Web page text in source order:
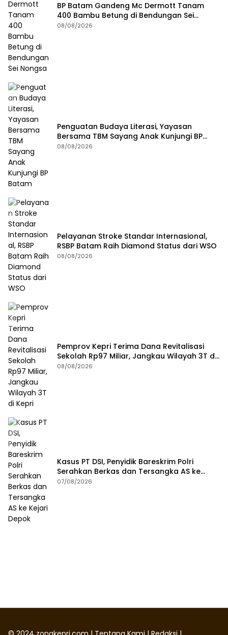
BP Batam Gandeng Mc Dermott Tanam
400 Bambu Betung di Bendungan Sei
Nongsa
08/08/2026
Penguatan Budaya Literasi, Yayasan
Bersama TBM Sayang Anak Kunjungi BP
Batam
08/08/2026
Pelayanan Stroke Standar Internasional,
RSBP Batam Raih Diamond Status dari WSO
08/08/2026
Pemprov Kepri Terima Dana Revitalisasi
Sekolah Rp97 Miliar, Jangkau Wilayah 3T di
Kepri
08/08/2026
Kasus PT DSI, Penyidik Bareskrim Polri
Serahkan Berkas dan Tersangka AS ke
Kejari Depok
07/08/2026